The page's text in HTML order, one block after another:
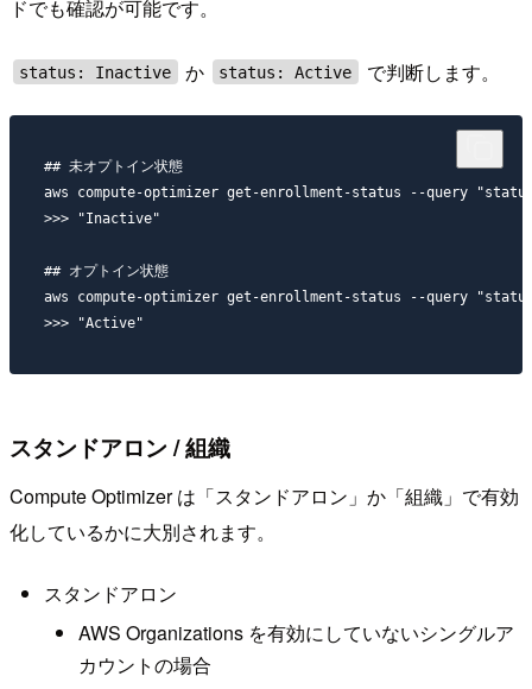
ドでも確認が可能です。
status: Inactive か status: Active で判断します。
## 未オプトイン状態
aws compute-optimizer get-enrollment-status --query
>>> "Inactive"
## オプトイン状態
aws compute-optimizer get-enrollment-status --query
スタンドアロン / 組織
Compute Optimizer は「スタンドアロン」か「組織」で有効
化しているかに大別されます。
スタンドアロン
AWS Organizations を有効にしていないシングルア
カウントの場合